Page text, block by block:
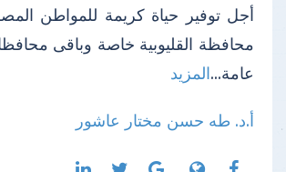
أجل توفير حياة كريمة للمواطن
محافظة القليوبية خاصة وباقى
عامة...المزيد
أ.د. طه حسن مختار عاشور